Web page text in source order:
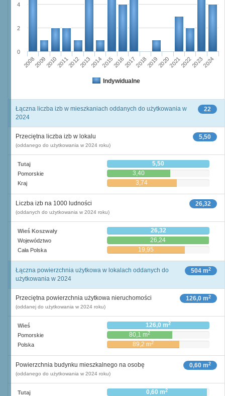
Indywidualne
20082009201020112012201320142015201620172018201920202021202220232024
0
2
4
22
Łączna liczba izb w mieszkaniach oddanych do użytkowania w
2024
5,50
Przeciętna liczba izb w lokalu
(oddanego do użytkowania w 2024 roku)
Tutaj 5,50
Pomorskie 3,40
Kraj 3,74
26,32
Liczba izb na 1000 ludności
(oddanych do użytkowania w 2024 roku)
Wieś Koszwały 26,32
Województwo 26,24
Cała Polska 19,95
504 m2
Łączna powierzchnia użytkowa w lokalach oddanych do
użytkowania w 2024
126,0 m2
Przeciętna powierzchnia użytkowa nieruchomości
(oddanej do użytkowania w 2024 roku)
Wieś 126,0 m2
Pomorskie 80,1 m2
Polska 89,2 m2
0,60 m2
Powierzchnia budynku mieszkalnego na osobę
(oddanego do użytkowania w 2024 roku)
Tutaj 0,60 m2